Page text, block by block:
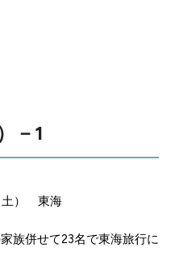
－1
土） 東海
族併せて23名で東海旅行に